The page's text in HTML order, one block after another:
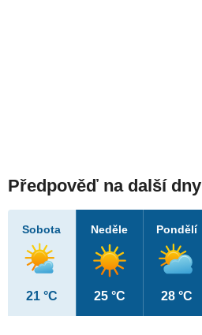
Předpověď na další dny
Sobota
21 °C
Neděle
25 °C
Pondělí
28 °C